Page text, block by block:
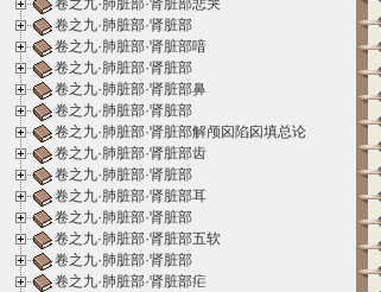
卷之九·肺脏部·肾脏部悲哭
卷之九·肺脏部·肾脏部
卷之九·肺脏部·肾脏部喑
卷之九·肺脏部·肾脏部
卷之九·肺脏部·肾脏部鼻
卷之九·肺脏部·肾脏部
卷之九·肺脏部·肾脏部解颅囟陷囟填总论
卷之九·肺脏部·肾脏部齿
卷之九·肺脏部·肾脏部
卷之九·肺脏部·肾脏部耳
卷之九·肺脏部·肾脏部
卷之九·肺脏部·肾脏部五软
卷之九·肺脏部·肾脏部
卷之九·肺脏部·肾脏部疟